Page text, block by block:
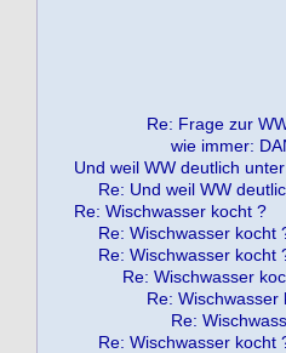
Re: Frage zur
wie immer:
Und weil WW deutlich
Re: Und weil WW
Re: Wischwasser kocht ?
Re: Wischwasser kocht
Re: Wischwasser kocht
Re: Wischwasser
Re: Wischwasser
Re:
Re: Wischwasser kocht